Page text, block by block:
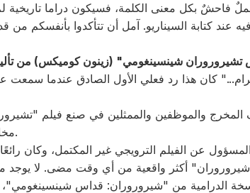
فاحشٌ بكل معنى الكلمة، فسيكون دراما تاريخية
والموظفين والممثلين في صنع فيلم
مخاوفي كانت بلا أساس.
المسؤول عن الفيلم الترويجي غير المكتمل، وكان
أكثر واقعية من أي وقت مضى. لا يوجد